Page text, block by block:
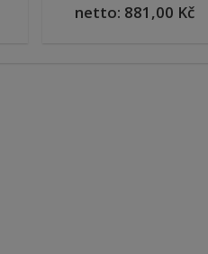
netto: 881,00 Kč